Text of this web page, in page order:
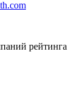
рейтинга